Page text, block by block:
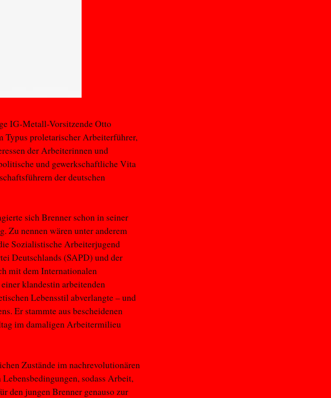
IG-Metall-Vorsitzende Otto
Typus proletarischer Arbeiterführer,
der Arbeiterinnen und
und gewerkschaftliche Vita
der deutschen
sich Brenner schon in seiner
Zu nennen wären unter anderem
Sozialistische Arbeiterjugend
Deutschlands (SAPD) und der
mit dem Internationalen
klandestin arbeitenden
Lebensstil abverlangte – und
Er stammte aus bescheidenen
im damaligen Arbeitermilieu
Zustände im nachrevolutionären
sodass Arbeit,
den jungen Brenner genauso zur